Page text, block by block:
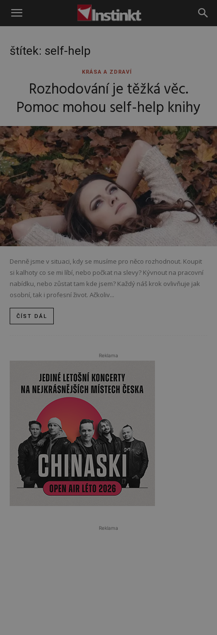
Instinkt
štítek: self-help
KRÁSA A ZDRAVÍ
Rozhodování je těžká věc.
Pomoc mohou self-help knihy
Denně jsme v situaci, kdy se musíme pro něco rozhodnout. Koupit
si kalhoty co se mi líbí, nebo počkat na slevy? Kývnout na pracovní
nabídku, nebo zůstat tam kde jsem? Každý náš krok ovlivňuje jak
osobní, tak i profesní život. Ačkoliv...
ČÍST DÁL
Reklama
Reklama